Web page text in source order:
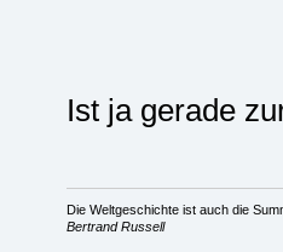
Ist ja gerade
Die Weltgeschichte ist auch die
Bertrand Russell